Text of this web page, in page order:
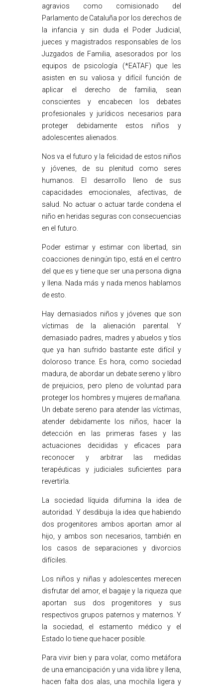
agravios como comisionado del
Parlamento de Cataluña por los derechos de
la infancia y sin duda el Poder Judicial,
jueces y magistrados responsables de los
Juzgados de Familia, asesorados por los
equipos de psicología (*EATAF) que les
asisten en su valiosa y difícil función de
aplicar el derecho de familia, sean
conscientes y encabecen los debates
profesionales y jurídicos necesarios para
proteger debidamente estos niños y
adolescentes alienados.
Nos va el futuro y la felicidad de estos niños
y jóvenes, de su plenitud como seres
humanos. El desarrollo lleno de sus
capacidades emocionales, afectivas, de
salud. No actuar o actuar tarde condena el
niño en heridas seguras con consecuencias
en el futuro.
Poder estimar y estimar con libertad, sin
coacciones de ningún tipo, está en el centro
del que es y tiene que ser una persona digna
y llena. Nada más y nada menos hablamos
de esto.
Hay demasiados niños y jóvenes que son
víctimas de la alienación parental. Y
demasiado padres, madres y abuelos y tíos
que ya han sufrido bastante este difícil y
doloroso trance. Es hora, como sociedad
madura, de abordar un debate sereno y libro
de prejuicios, pero pleno de voluntad para
proteger los hombres y mujeres de mañana.
Un debate sereno para atender las víctimas,
atender debidamente los niños, hacer la
detección en las primeras fases y las
actuaciones decididas y eficaces para
reconocer y arbitrar las medidas
terapéuticas y judiciales suficientes para
revertirla.
La sociedad líquida difumina la idea de
autoridad. Y desdibuja la idea que habiendo
dos progenitores ambos aportan amor al
hijo, y ambos son necesarios, también en
los casos de separaciones y divorcios
difíciles.
Los niños y niñas y adolescentes merecen
disfrutar del amor, el bagaje y la riqueza que
aportan sus dos progenitores y sus
respectivos grupos paternos y maternos. Y
la sociedad, el estamento médico y el
Estado lo tiene que hacer posible.
Para vivir bien y para volar, como metáfora
de una emancipación y una vida libre y llena,
hacen falta dos alas, una mochila ligera y